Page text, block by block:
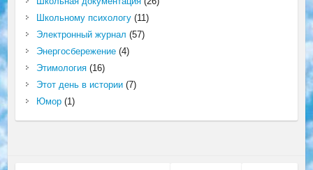
Школьному психологу(11)
Электронный журнал (57)
Энергосбережение(4)
Этимология(16)
Этот день в истории(7)
Юмор(1)